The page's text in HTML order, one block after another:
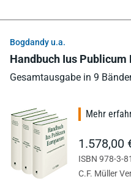
Bogdandy u.a.
Handbuch Ius Publicum
Gesamtausgabe in 9
Mehr
1.578,00
ISBN 978-3-
C.F. Müller